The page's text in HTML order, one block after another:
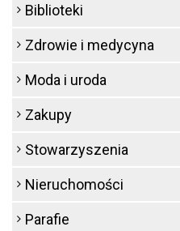
Biblioteki
Zdrowie i medycyna
Moda i uroda
Zakupy
Stowarzyszenia
Nieruchomości
Parafie